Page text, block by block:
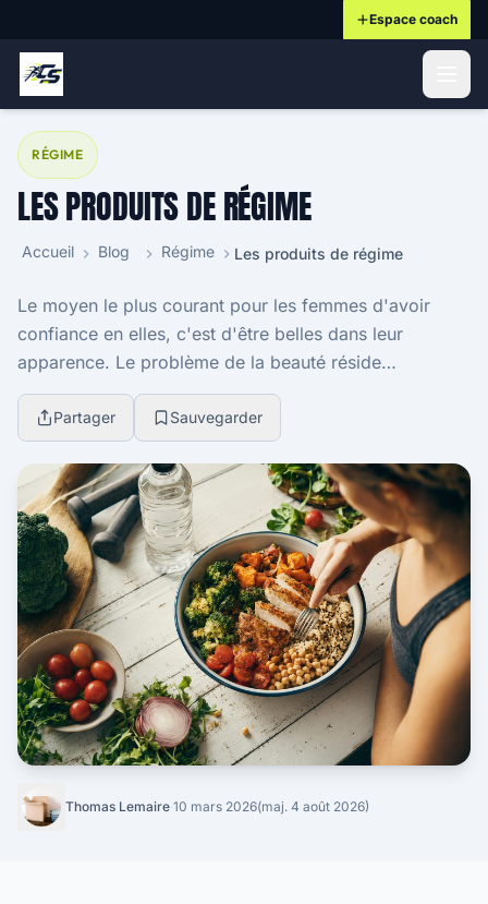
Espace coach
RÉGIME
LES PRODUITS DE RÉGIME
Accueil Blog Régime Les produits de régime
Le moyen le plus courant pour les femmes d'avoir
confiance en elles, c'est d'être belles dans leur
apparence. Le problème de la beauté réside
principalement dans l'excès de poids et plus une
femme es...
Partager Sauvegarder
Thomas Lemaire·10 mars 2026(maj. 4 août 2026)